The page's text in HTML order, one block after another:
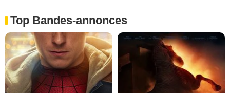
Top Bandes-annonces